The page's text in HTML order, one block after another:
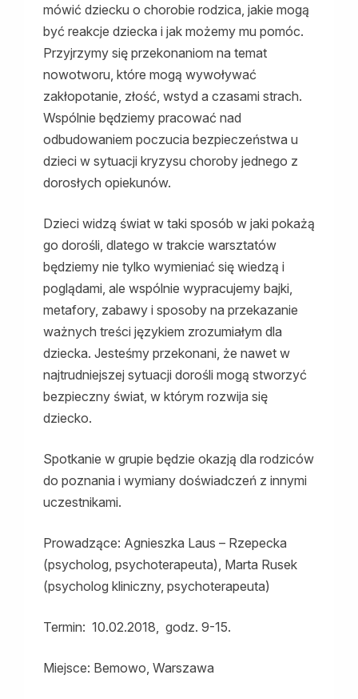
mówić dziecku o chorobie rodzica, jakie mogą
być reakcje dziecka i jak możemy mu pomóc.
Przyjrzymy się przekonaniom na temat
nowotworu, które mogą wywoływać
zakłopotanie, złość, wstyd a czasami strach.
Wspólnie będziemy pracować nad
odbudowaniem poczucia bezpieczeństwa u
dzieci w sytuacji kryzysu choroby jednego z
dorosłych opiekunów.
Dzieci widzą świat w taki sposób w jaki pokażą
go dorośli, dlatego w trakcie warsztatów
będziemy nie tylko wymieniać się wiedzą i
poglądami, ale wspólnie wypracujemy bajki,
metafory, zabawy i sposoby na przekazanie
ważnych treści językiem zrozumiałym dla
dziecka. Jesteśmy przekonani, że nawet w
najtrudniejszej sytuacji dorośli mogą stworzyć
bezpieczny świat, w którym rozwija się
dziecko.
Spotkanie w grupie będzie okazją dla rodziców
do poznania i wymiany doświadczeń z innymi
uczestnikami.
Prowadzące: Agnieszka Laus – Rzepecka
(psycholog, psychoterapeuta), Marta Rusek
(psycholog kliniczny, psychoterapeuta)
Termin: 10.02.2018, godz. 9-15.
Miejsce: Bemowo, Warszawa